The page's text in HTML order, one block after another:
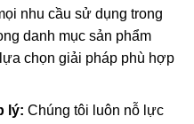
nhu cầu sử dụng trong
danh mục sản phẩm
chọn giải pháp phù hợp
lý: Chúng tôi luôn nỗ lực